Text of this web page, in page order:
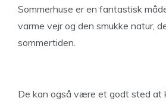
Sommerhuse er en fantastisk
varme vejr og den smukke natur,
sommertiden.
De kan også være et godt sted at